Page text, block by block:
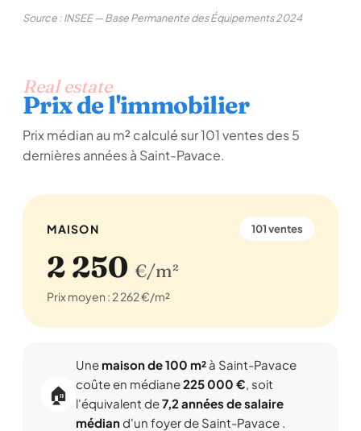
Source : INSEE — Base Permanente des Équipements 2024
Real estate
Prix de l'immobilier
Prix médian au m² calculé sur 101 ventes des 5
dernières années à Saint-Pavace.
MAISON 101 ventes
2 250 €/m²
Prix moyen : 2 262 €/m²
🏠
Une maison de 100 m² à Saint-Pavace
coûte en médiane225 000 €, soit
l'équivalent de7,2 années de salaire
médiand'un foyer de Saint-Pavace .